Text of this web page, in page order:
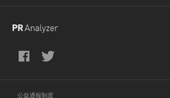
公益通報制度